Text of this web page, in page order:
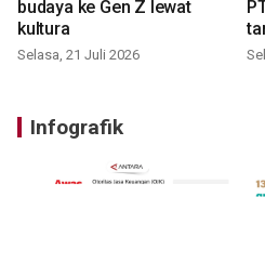
budaya ke Gen Z lewat
kultura
Selasa, 21 Juli 2026
Infografik